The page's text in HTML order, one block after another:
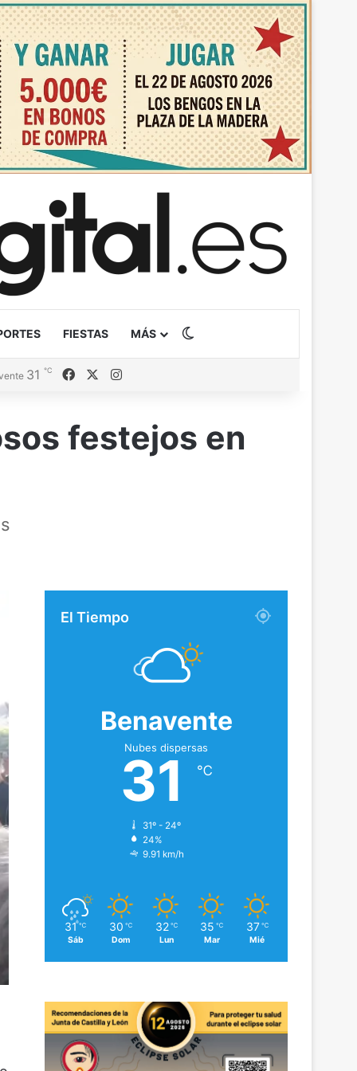
FIESTAS MÁS
31 ℃ FacebookInstagram
festejos en
El Tiempo
Benavente
Nubes dispersas
31 ℃
31º - 24º
24%
9.91 km/h
31 ℃
Sáb
30 ℃
Dom
32 ℃
Lun
35 ℃
Mar
37 ℃
Mié